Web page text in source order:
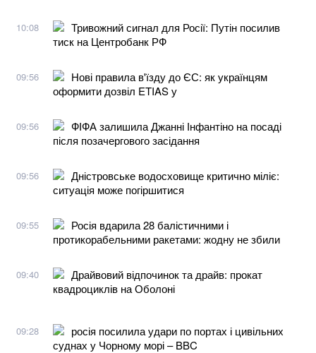
10:08
Тривожний сигнал для Росії: Путін посилив
тиск на Центробанк РФ
09:56
Нові правила в'їзду до ЄС: як українцям
оформити дозвіл ETIAS у
09:56
ФІФА залишила Джанні Інфантіно на посаді
після позачергового засідання
09:56
Дністровське водосховище критично міліє:
ситуація може погіршитися
09:55
Росія вдарила 28 балістичними і
протикорабельними ракетами: жодну не збили
09:40
Драйвовий відпочинок та драйв: прокат
квадроциклів на Оболоні
09:28
росія посилила удари по портах і цивільних
суднах у Чорному морі – BBC